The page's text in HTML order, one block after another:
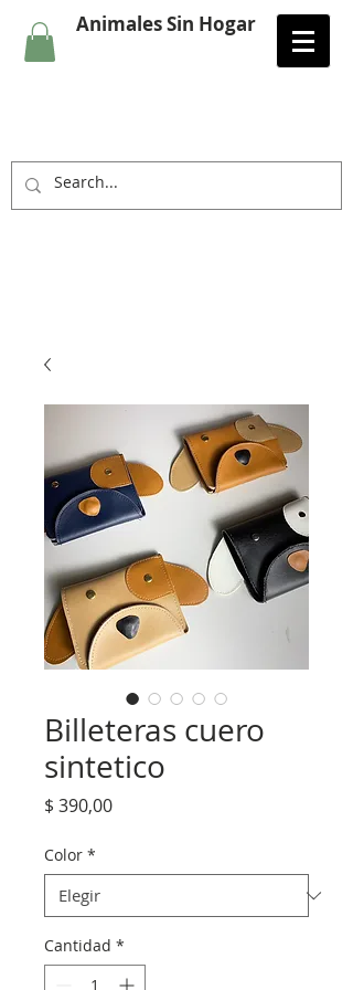
Animales Sin Hogar
Billeteras cuero
sintetico
$ 390,00Precio
Color *
Cantidad *